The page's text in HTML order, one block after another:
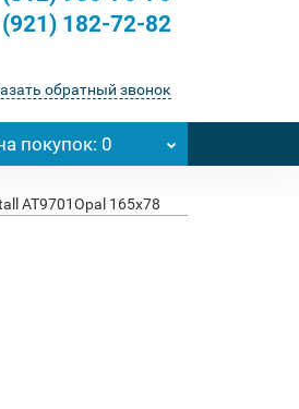
182-72-82
обратный звонок
покупок: 0
AT9701Opal 165x78